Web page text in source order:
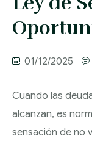
01/12/2025
Cuando las
alcanzan, es
sensación de no